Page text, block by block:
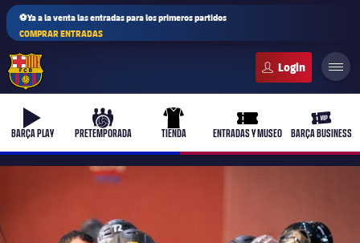
⚽Ya a la venta las entradas para los primeros partidos
COMPRAR ENTRADAS
b-play
BARÇA PLAY
culers-ball
PRETEMPORADA
uniform
TIENDA
ticket-full
ENTRADAS Y MUSEO
ticket-
BARÇA BUSINESS